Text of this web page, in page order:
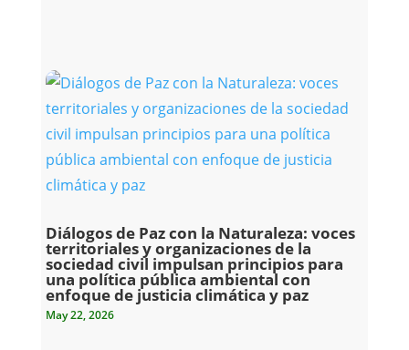
Diálogos de Paz con la Naturaleza: voces
territoriales y organizaciones de la
sociedad civil impulsan principios para
una política pública ambiental con
enfoque de justicia climática y paz
May 22, 2026